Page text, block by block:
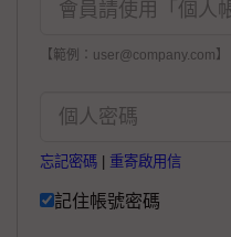
【範例：user@company.com】
忘記密碼 重寄啟用信
記住帳號密碼